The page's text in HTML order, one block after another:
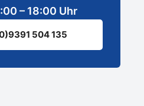
– 18:00 Uhr
504 135